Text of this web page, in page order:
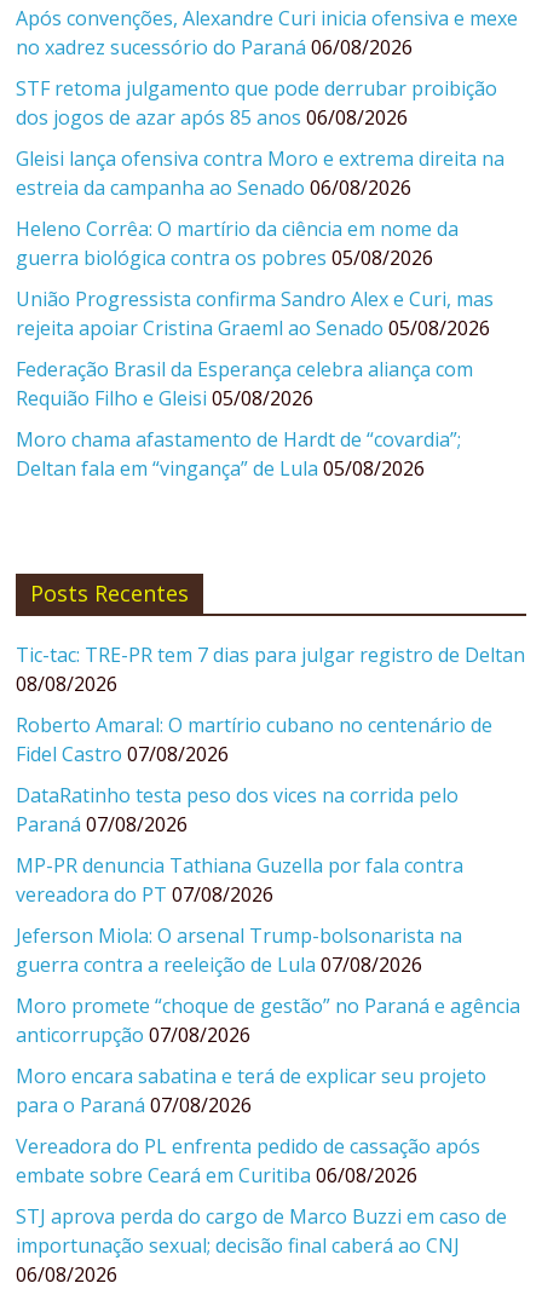
Após convenções, Alexandre Curi inicia ofensiva e mexe
no xadrez sucessório do Paraná 06/08/2026
STF retoma julgamento que pode derrubar proibição
dos jogos de azar após 85 anos 06/08/2026
Gleisi lança ofensiva contra Moro e extrema direita na
estreia da campanha ao Senado 06/08/2026
Heleno Corrêa: O martírio da ciência em nome da
guerra biológica contra os pobres 05/08/2026
União Progressista confirma Sandro Alex e Curi, mas
rejeita apoiar Cristina Graeml ao Senado 05/08/2026
Federação Brasil da Esperança celebra aliança com
Requião Filho e Gleisi 05/08/2026
Moro chama afastamento de Hardt de “covardia”;
Deltan fala em “vingança” de Lula 05/08/2026
Posts Recentes
Tic-tac: TRE-PR tem 7 dias para julgar registro de Deltan
08/08/2026
Roberto Amaral: O martírio cubano no centenário de
Fidel Castro 07/08/2026
DataRatinho testa peso dos vices na corrida pelo
Paraná 07/08/2026
MP-PR denuncia Tathiana Guzella por fala contra
vereadora do PT 07/08/2026
Jeferson Miola: O arsenal Trump-bolsonarista na
guerra contra a reeleição de Lula 07/08/2026
Moro promete “choque de gestão” no Paraná e agência
anticorrupção 07/08/2026
Moro encara sabatina e terá de explicar seu projeto
para o Paraná 07/08/2026
Vereadora do PL enfrenta pedido de cassação após
embate sobre Ceará em Curitiba 06/08/2026
STJ aprova perda do cargo de Marco Buzzi em caso de
importunação sexual; decisão final caberá ao CNJ
06/08/2026